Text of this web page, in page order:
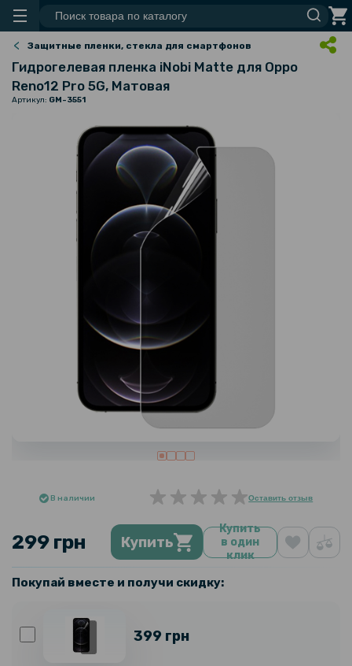
Защитные пленки, стекла для смартфонов
Гидрогелевая пленка iNobi Matte для Oppo
Reno12 Pro 5G, Матовая
Артикул: GM-3551
В наличии Оставить отзыв
299 грн Купить
Купить
в один
клик
Покупай вместе и получи скидку:
399 грн